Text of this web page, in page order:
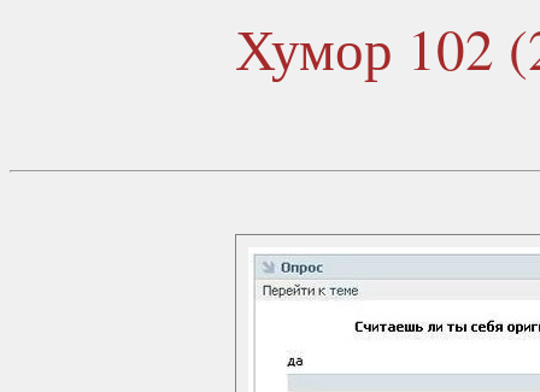
Хумор 102